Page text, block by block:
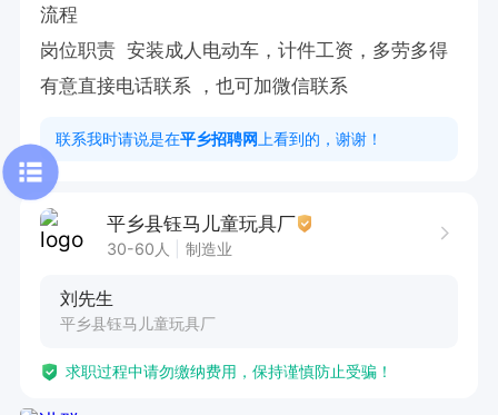
流程
岗位职责  安装成人电动车，计件工资，多劳多得
有意直接电话联系 ，也可加微信联系
联系我时请说是在平乡招聘网 上看到的，谢谢！
平乡县钰马儿童玩具厂
30-60人 制造业
刘先生
平乡县钰马儿童玩具厂
求职过程中请勿缴纳费用，保持谨慎防止受骗！